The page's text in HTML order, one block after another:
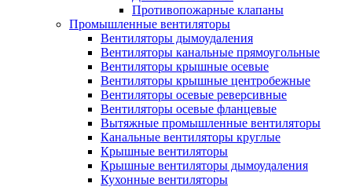
Противопожарные клапаны
Промышленные вентиляторы
Вентиляторы дымоудаления
Вентиляторы канальные прямоугольные
Вентиляторы крышные осевые
Вентиляторы крышные центробежные
Вентиляторы осевые реверсивные
Вентиляторы осевые фланцевые
Вытяжные промышленные вентиляторы
Канальные вентиляторы круглые
Крышные вентиляторы
Крышные вентиляторы дымоудаления
Кухонные вентиляторы